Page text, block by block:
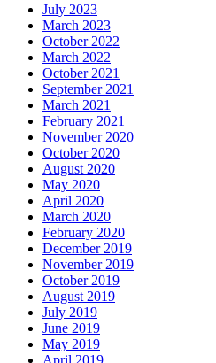
July 2023
March 2023
October 2022
March 2022
October 2021
September 2021
March 2021
February 2021
November 2020
October 2020
August 2020
May 2020
April 2020
March 2020
February 2020
December 2019
November 2019
October 2019
August 2019
July 2019
June 2019
May 2019
April 2019